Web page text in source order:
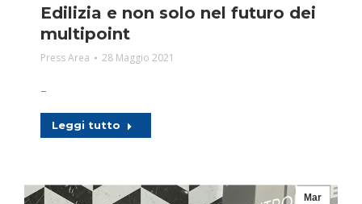
Edilizia e non solo nel futuro dei
multipoint
Press Area 28 Maggio 2021
–
Leggi tutto
Mar